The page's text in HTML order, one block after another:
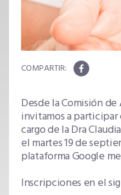
Desde la Comisión
invitamos a
cargo de la Dra
el martes 19 de
plataforma Google
Inscripciones en el